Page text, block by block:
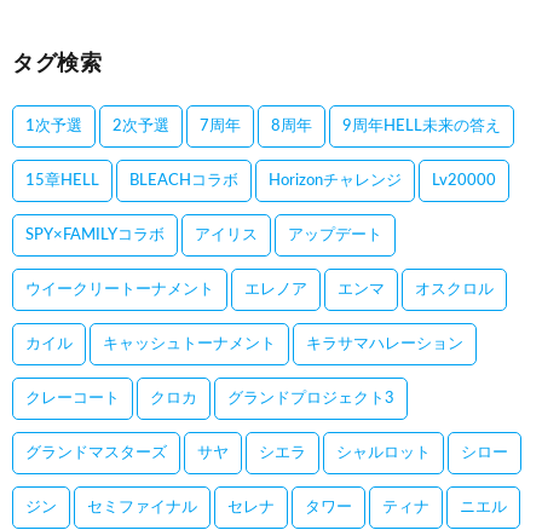
タグ検索
1次予選 2次予選 7周年 8周年 9周年HELL未来の答え
15章HELL BLEACHコラボ Horizonチャレンジ Lv20000
SPY×FAMILYコラボ アイリス アップデート
ウイークリートーナメント エレノア エンマ オスクロル
カイル キャッシュトーナメント キラサマハレーション
クレーコート クロカ グランドプロジェクト3
グランドマスターズ サヤ シエラ シャルロット シロー
ジン セミファイナル セレナ タワー ティナ ニエル